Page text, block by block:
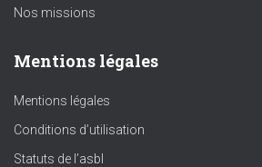
Nos missions
Mentions légales
Mentions légales
Conditions d’utilisation
Statuts de l’asbl